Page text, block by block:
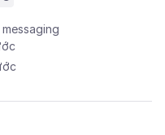
messaging